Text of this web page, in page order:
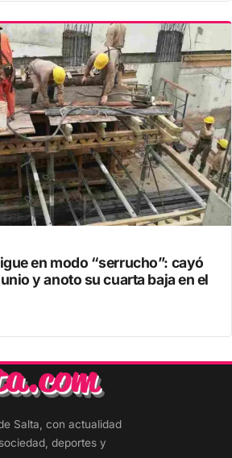
en modo “serrucho”: cayó
y anoto su cuarta baja en el
Salta, con actualidad
deportes y